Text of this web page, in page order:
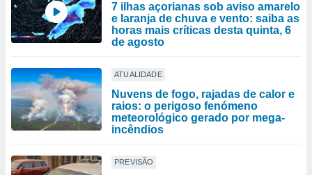
7 ilhas açorianas sob aviso amarelo
e laranja de chuva e vento: saiba as
horas mais críticas desta quinta, 6
de agosto
ATUALIDADE
Nuvens de fogo, rajadas de calor e
raios: o perigoso fenómeno
meteorológico gerado por mega-
incêndios
PREVISÃO